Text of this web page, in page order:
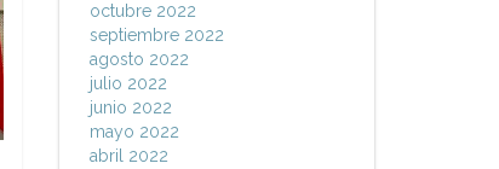
octubre 2022
septiembre 2022
agosto 2022
julio 2022
junio 2022
mayo 2022
abril 2022